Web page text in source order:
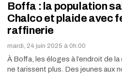
Boffa : la population
Chalco et plaide avec
raffinerie
mardi, 24 juin 2025 à 0h:00
À Boffa, les éloges à l’endroit de
ne tarissent plus. Des jeunes aux